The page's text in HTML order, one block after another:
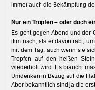
immer auch die Bekämpfung
Nur ein Tropfen – oder doch
Es geht gegen Abend und der
ihm nach, als er davontrabt,
mit dem Tag, auch wenn sie
Tropfen auf den heißen
wiederholt wird. Es braucht
Umdenken in Bezug auf die
Aber bekanntlich sind ja die